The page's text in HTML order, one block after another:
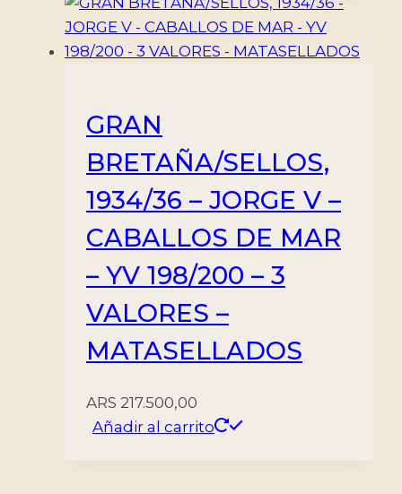
GRAN
BRETAÑA/SELLOS,
1934/36 – JORGE V –
CABALLOS DE MAR
– YV 198/200 – 3
VALORES –
MATASELLADOS
ARS 217.500,00
Añadir al carrito